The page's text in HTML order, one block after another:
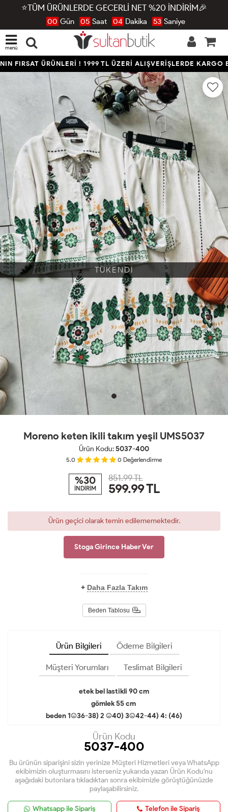
⭐TÜM ÜRÜNLERDE GECERLİ NET %20 İNDİRİM🎉
00 Gün 05 Saat 04 Dakika 52 Saniye
menü
FIRSAT ÜRÜNLERİ ! 1999 TL ÜZERİ ALIŞVERİŞLERDE KARGO
TÜKENDİ
Moreno keten ikili takım yeşil UMS5037
Ürün Kodu:5037-400
5.0 0 Değerlendirme
%30
İNDİRİM
851.99 TL
599.99TL
Ürün geçici olarak temin edilememektedir.
Stoga Girince Haber Ver
+ Daha Fazla Takım
Beden Tablosu
Ürün Bilgileri Ödeme Bilgileri
Müşteri Yorumları Teslimat Bilgileri
etek bel lastikli 90 cm
gömlek 55 cm
beden 1:(36-38) 2 :(40) 3:(42-44) 4: (46)
Ürün Kodu
5037-400
Bu ürünün siparişini sizin yerinize Müşteri Hizmetleri veya WhatsApp
ekibimizin oluşturmasını isterseniz yukarıda yazan Ürün Kodu'nu
aşağıdaki butonlara tıkladıktan sonra ekibimizle görüştüğünüzde
paylaşabilirsiniz.
Whatsapp ile Sipariş Telefon ile Sipariş